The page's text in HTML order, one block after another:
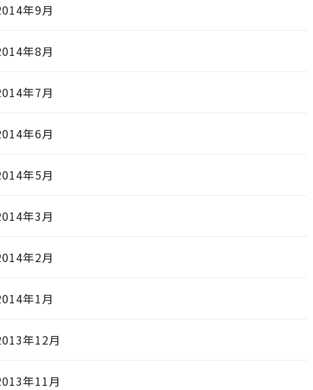
年9月
年8月
年7月
年6月
年5月
年3月
年2月
年1月
年12月
年11月